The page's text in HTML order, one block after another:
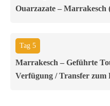
Ouarzazate – Marrakesch
Tag 5
Marrakesch – Geführte
Verfügung / Transfer zum